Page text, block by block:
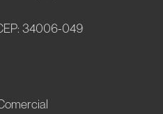
34006-049